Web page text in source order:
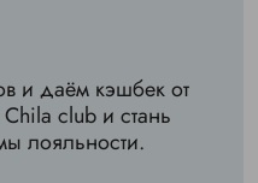
и даём кэшбек от
Chila club и стань
лояльности.